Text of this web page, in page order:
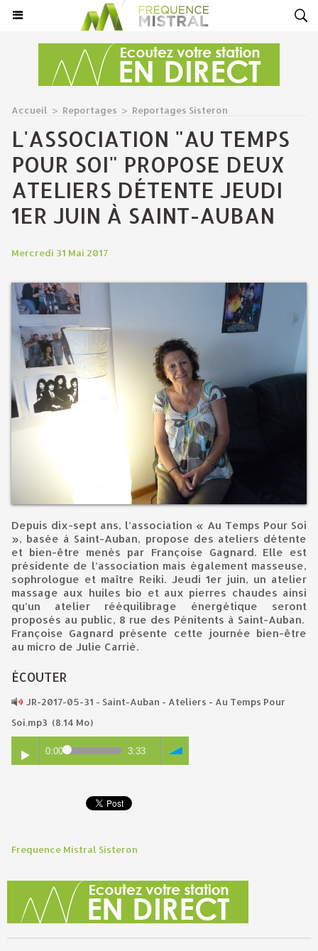
Accueil > Reportages > Reportages Sisteron
L'ASSOCIATION "AU TEMPS
POUR SOI" PROPOSE DEUX
ATELIERS DÉTENTE JEUDI
1ER JUIN À SAINT-AUBAN
Mercredi 31 Mai 2017
Depuis dix-sept ans, l’association « Au Temps Pour Soi
», basée à Saint-Auban, propose des ateliers détente
et bien-être menés par Françoise Gagnard. Elle est
présidente de l’association mais également masseuse,
sophrologue et maître Reiki. Jeudi 1er juin, un atelier
massage aux huiles bio et aux pierres chaudes ainsi
qu’un atelier rééquilibrage énergétique seront
proposés au public, 8 rue des Pénitents à Saint-Auban.
Françoise Gagnard présente cette journée bien-être
au micro de Julie Carrié.
ÉCOUTER
JR-2017-05-31 - Saint-Auban - Ateliers - Au Temps Pour
Soi.mp3 (8.14 Mo)
0:00 3:33
Frequence Mistral Sisteron